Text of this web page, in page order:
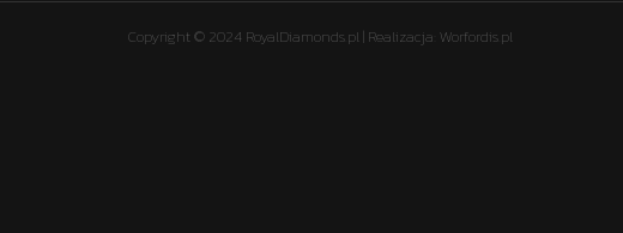
Copyright © 2024 RoyalDiamonds.pl | Realizacja: Worfordis.pl